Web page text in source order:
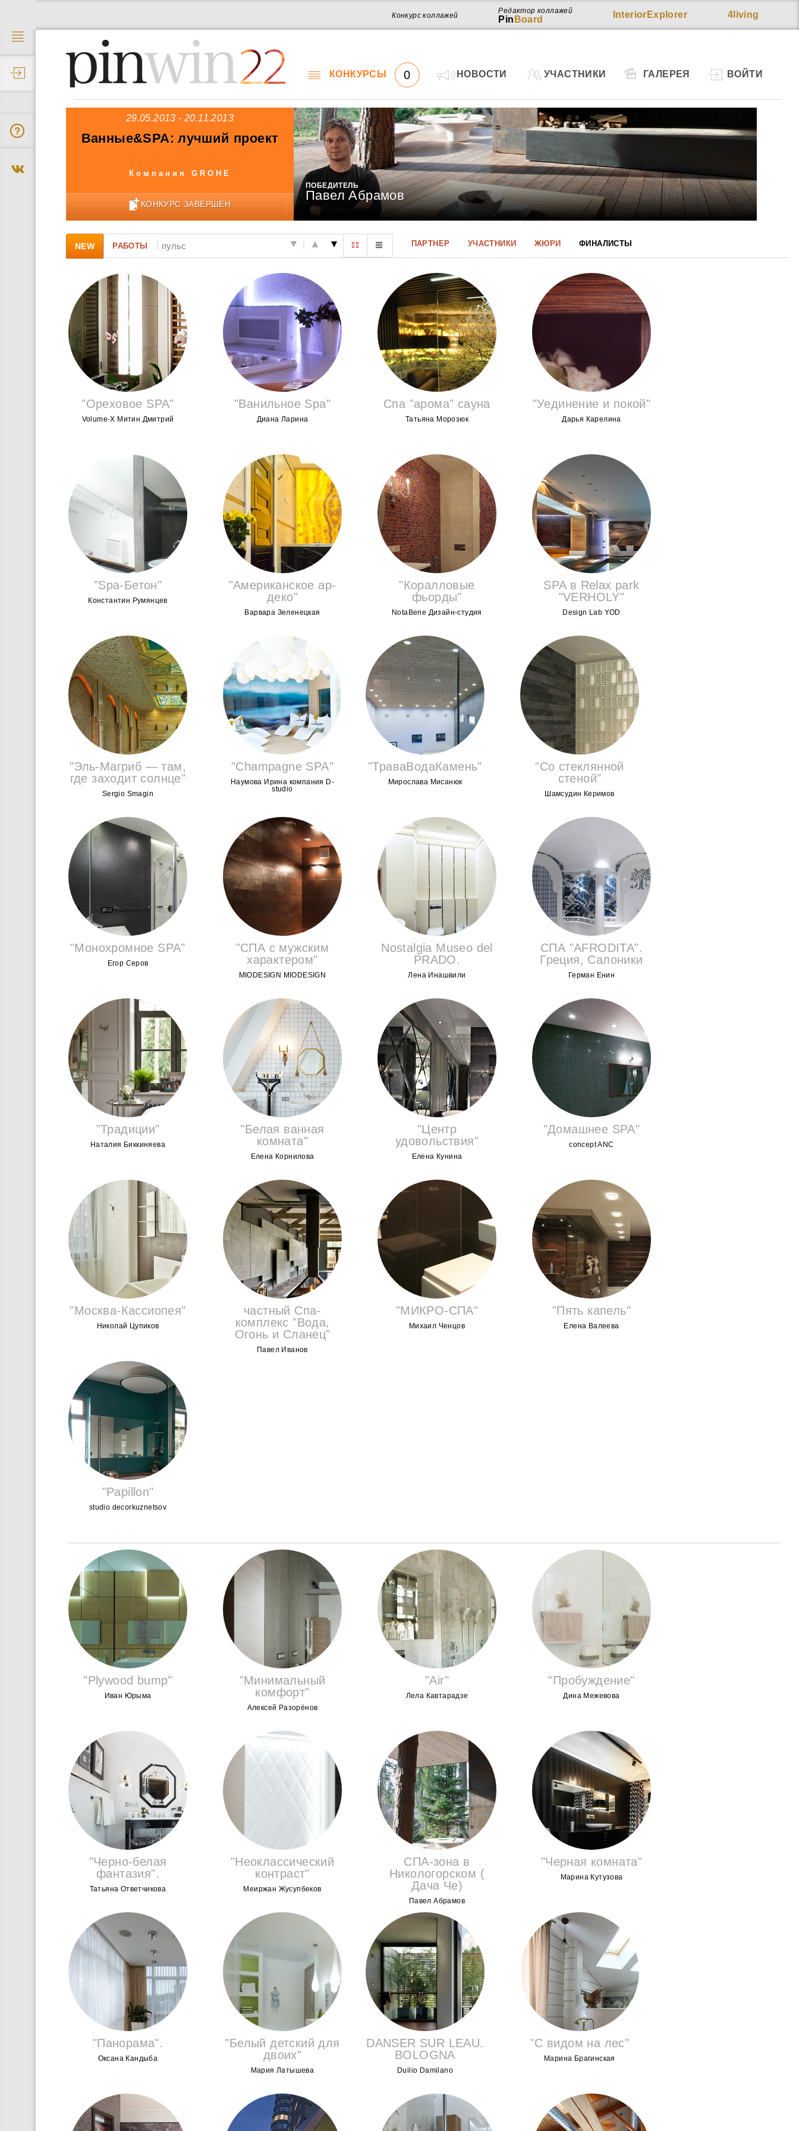
4living
InteriorExplorer
Редактор коллажей
Pin Board
Конкурс коллажей
22 КОНКУРСЫ 0 НОВОСТИ УЧАСТНИКИ ГАЛЕРЕЯ ВОЙТИ
29.05.2013 - 20.11.2013
Ванные&SPA: лучший проект
Компания GROHE
КОНКУРС ЗАВЕРШЕН
ПОБЕДИТЕЛЬ
Павел Абрамов
Работ
108
NEW РАБОТЫ ПАРТНЕР УЧАСТНИКИ ЖЮРИ ФИНАЛИСТЫ
"Ореховое SPA"
Volume-X Митин Дмитрий
"Ванильное Spa"
Диана Ларина
Спа "арома" сауна
Татьяна Морозюк
"Уединение и покой"
Дарья Карелина
"Spa-Бетон"
Константин Румянцев
"Американское ар-
деко"
Варвара Зеленецкая
"Коралловые
фьорды"
NotaBene Дизайн-студия
SPA в Relax park
"VERHOLY"
Design Lab YOD
"Эль-Магриб — там,
где заходит солнце"
Sergio Smagin
"Champagne SPA"
Наумова Ирина компания D-
studio
"ТраваВодаКамень"
Мирослава Мисанюк
"Со стеклянной
стеной"
Шамсудин Керимов
"Монохромное SPA"
Егор Серов
"СПА с мужским
характером"
MIODESIGN MIODESIGN
Nostalgia Museo del
PRADO.
Лена Инашвили
СПА "AFRODITA".
Греция, Салоники
Герман Енин
"Традиции"
Наталия Биккиняева
"Белая ванная
комната"
Елена Корнилова
"Центр
удовольствия"
Елена Кунина
"Домашнее SPA"
concept ANС
"Москва-Кассиопея"
Николай Цупиков
частный Спа-
комплекс "Вода,
Огонь и Сланец"
Павел Иванов
"МИКРО-СПА"
Михаил Ченцов
"Пять капель"
Елена Валеева
"Papillon"
studio decorkuznetsov
"Plywood bump"
Иван Юрыма
"Минимальный
комфорт"
Алексей Разорёнов
"Air"
Лела Кавтарадзе
"Пробуждение"
Дина Межевова
"Черно-белая
фантазия".
Татьяна Ответчикова
"Неокласcический
контраст"
Mеиржан Жусупбеков
СПА-зона в
Никологорском (
Дача Че)
Павел Абрамов
"Черная комната"
Марина Кутузова
"Панорама".
Оксана Кандыба
"Белый детский для
двоих"
Мария Латышева
DANSER SUR LEAU.
BOLOGNA
Duilio Damilano
"С видом на лес"
Марина Брагинская